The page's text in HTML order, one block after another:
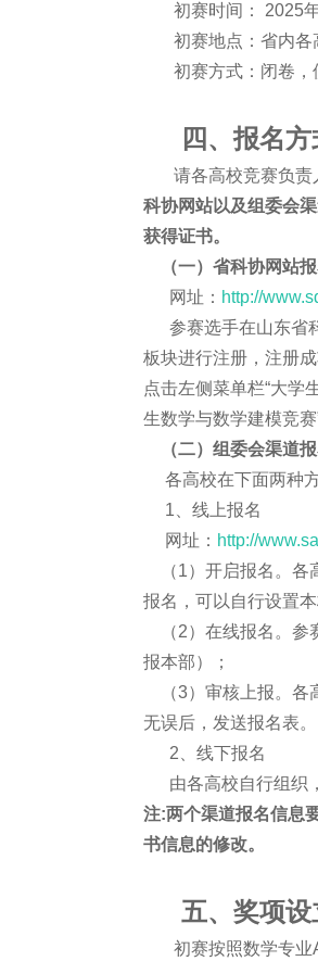
初赛时间： 2025年
初赛地点：省内各
初赛方式：闭卷，
四、报名方
请各高校竞赛负责
科协网站以及组委会
获得证书。
（一）省科协网站报
网址： http://
参赛选手在山东省
板块进行注册，注册
点击左侧菜单栏“大学
生数学与数学建模竞
（二）组委会渠道
各高校在下面两种方
1、线上报名
网址： http://
（1）开启报名。各
报名，可以自行设置
（2）在线报名。参
报本部）；
（3）审核上报。各
无误后，发送报名表。
2、线下报名
由各高校自行组织
注:两个渠道报名信息
书信息的修改。
五、奖项设
初赛按照数学专业A